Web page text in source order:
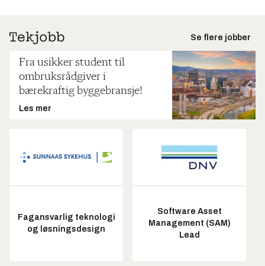
Se flere jobber
Fra usikker student til
ombruksrådgiver i
bærekraftig byggebransje!
Les mer
Fagansvarlig teknologi
og løsningsdesign
Software Asset
Management (SAM)
Lead